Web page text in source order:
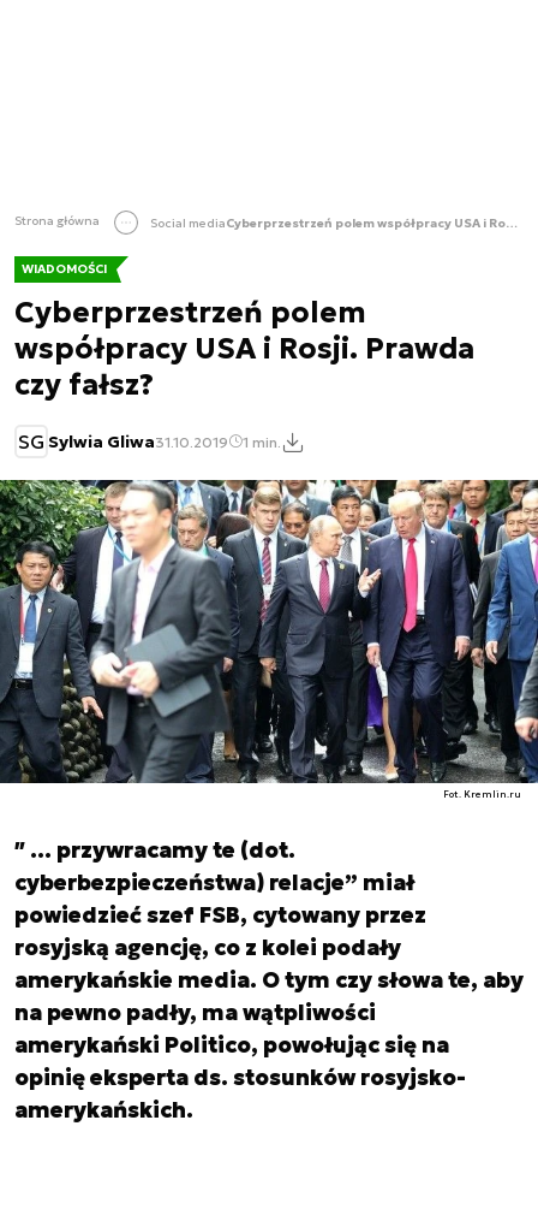
Strona główna Social media Cyberprzestrzeń polem współpracy USA i Rosji. Prawda czy fałsz?
WIADOMOŚCI
Cyberprzestrzeń polem
współpracy USA i Rosji. Prawda
czy fałsz?
SG Sylwia Gliwa31.10.2019 1 min.
Fot. Kremlin.ru
″ … przywracamy te (dot.
cyberbezpieczeństwa) relacje” miał
powiedzieć szef FSB, cytowany przez
rosyjską agencję, co z kolei podały
amerykańskie media. O tym czy słowa te, aby
na pewno padły, ma wątpliwości
amerykański Politico, powołując się na
opinię eksperta ds. stosunków rosyjsko-
amerykańskich.